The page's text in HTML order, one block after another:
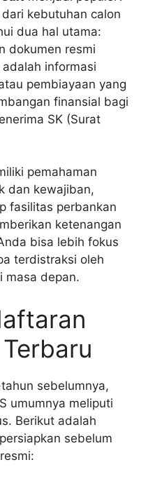
kebutuhan calon
dua hal utama:
dokumen resmi
informasi
pembiayaan yang
finansial bagi
SK (Surat
pemahaman
dan kewajiban,
fasilitas perbankan
ketenangan
bisa lebih fokus
terdistraksi oleh
masa depan.
sebelumnya,
umumnya meliputi
Berikut adalah
sebelum